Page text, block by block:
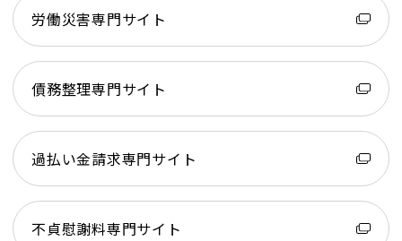
労働災害専門サイト
債務整理専門サイト
過払い金請求専門サイト
不貞慰謝料専門サイト